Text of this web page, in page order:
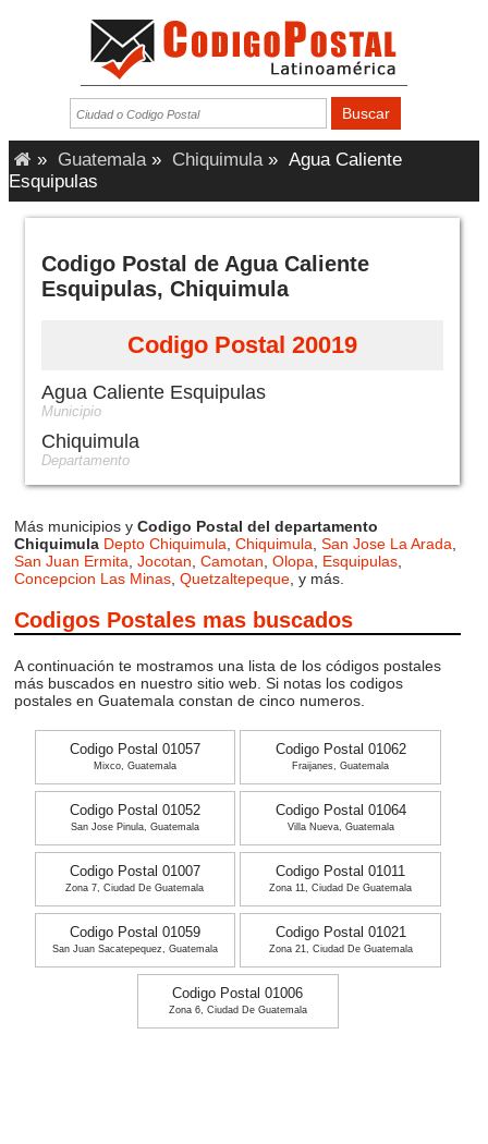
» Guatemala » Chiquimula » Agua Caliente
Esquipulas
Codigo Postal de Agua Caliente
Esquipulas, Chiquimula
Codigo Postal 20019
Agua Caliente Esquipulas
Municipio
Chiquimula
Departamento
Más municipios y Codigo Postal del departamento
Chiquimula Depto Chiquimula Chiquimula San Jose La Arada
San Juan Ermita Jocotan Camotan Olopa Esquipulas
Concepcion Las Minas Quetzaltepeque , y más.
Codigos Postales mas buscados
A continuación te mostramos una lista de los códigos postales
más buscados en nuestro sitio web. Si notas los codigos
postales en Guatemala constan de cinco numeros.
Codigo Postal 01057
Mixco, Guatemala
Codigo Postal 01062
Fraijanes, Guatemala
Codigo Postal 01052
San Jose Pinula, Guatemala
Codigo Postal 01064
Villa Nueva, Guatemala
Codigo Postal 01007
Zona 7, Ciudad De Guatemala
Codigo Postal 01011
Zona 11, Ciudad De Guatemala
Codigo Postal 01059
San Juan Sacatepequez, Guatemala
Codigo Postal 01021
Zona 21, Ciudad De Guatemala
Codigo Postal 01006
Zona 6, Ciudad De Guatemala